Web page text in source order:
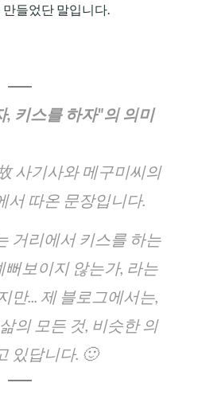
들었단 말입니다.
, 키스를 하자"의 의미
사기사와 메구미씨의
서 따온 문장입니다.
거리에서 키스를 하는
뻐보이지 않는가, 라는
만... 제 블로그에서는,
의 모든 것, 비슷한 의
있답니다. 🙂